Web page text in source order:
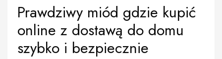
Prawdziwy miód gdzie kupić
online z dostawą do domu
szybko i bezpiecznie